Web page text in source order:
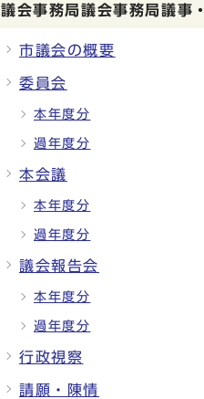
議会事務局議会事務局議事
市議会の概要
委員会
本年度分
過年度分
本会議
本年度分
過年度分
議会報告会
本年度分
過年度分
行政視察
請願・陳情